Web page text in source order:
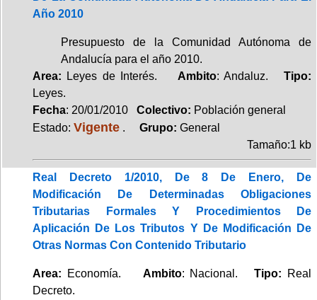
Año 2010
Presupuesto de la Comunidad Autónoma de
Andalucía para el año 2010.
Area: Leyes de Interés. Ambito: Andaluz.Tipo:
Leyes.
Fecha: 20/01/2010 Colectivo: Población general
Estado: Vigente . Grupo: General
Tamaño:1 kb
Real Decreto 1/2010, De 8 De Enero, De
Modificación De Determinadas Obligaciones
Tributarias Formales Y Procedimientos De
Aplicación De Los Tributos Y De Modificación De
Otras Normas Con Contenido Tributario
Area: Economía. Ambito: Nacional.Tipo:
Real
Decreto.